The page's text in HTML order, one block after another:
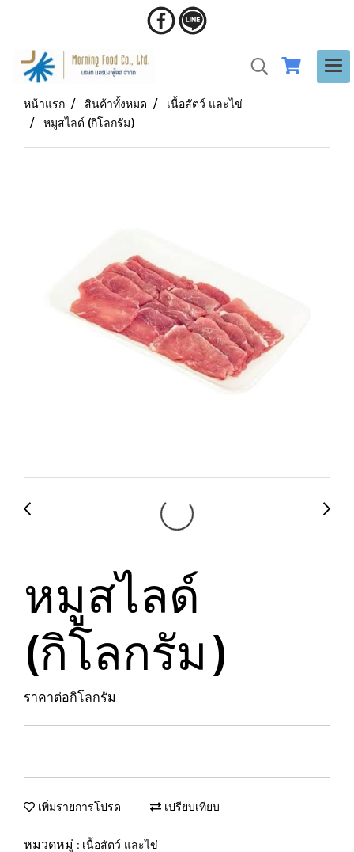
หน้าแรก สินค้าทั้งหมด
เนื้อสัตว์ และไข่
หมูสไลด์ (กิโลกรัม)
หมูสไลด์
(กิโลกรัม)
ราคาต่อกิโลกรัม
เพิ่มรายการโปรด เปรียบเทียบ
หมวดหมู่ : เนื้อสัตว์ และไข่